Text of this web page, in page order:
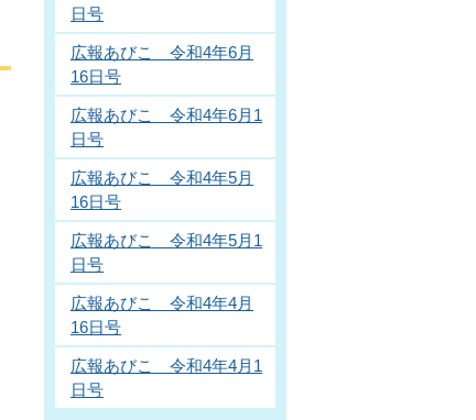
日号
広報あびこ 令和4年6月
16日号
広報あびこ 令和4年6月1
日号
広報あびこ 令和4年5月
16日号
広報あびこ 令和4年5月1
日号
広報あびこ 令和4年4月
16日号
広報あびこ 令和4年4月1
日号